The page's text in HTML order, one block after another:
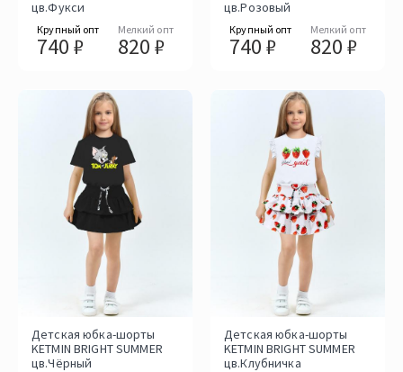
цв.Фукси
Крупный опт
740 ₽
Мелкий опт
820 ₽
цв.Розовый
Крупный опт
740 ₽
Мелкий опт
820 ₽
Детская юбка-шорты
KETMIN BRIGHT SUMMER
цв.Чёрный
Детская юбка-шорты
KETMIN BRIGHT SUMMER
цв.Клубничка